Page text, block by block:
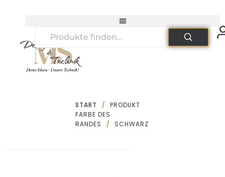
START /
PRODUKT
FARBE DES
RANDES
/ SCHWARZ